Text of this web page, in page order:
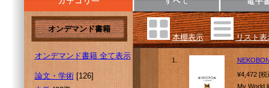
オンデマンド書籍
オンデマンド書籍 全て表示
論文・学術[126]
本棚表示 リスト表
1.
¥4,472 [
My World